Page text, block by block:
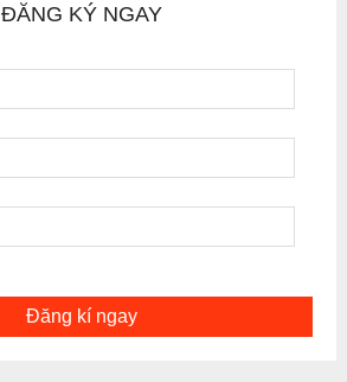
ĐĂNG KÝ NGAY
Đăng kí ngay